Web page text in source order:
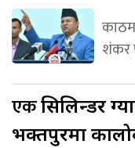
शंकर
एकसिलिन्डर
भक्तपुरमा